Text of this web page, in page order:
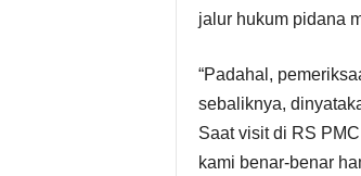
jalur hukum pidana
“Padahal,
sebaliknya,
Saat visit di RS
kami benar-benar